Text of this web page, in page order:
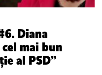
Diana
mai bun
al PSD”